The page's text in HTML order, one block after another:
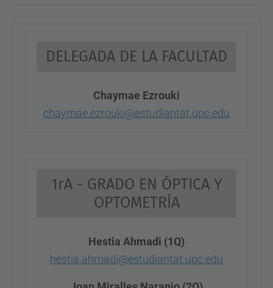
DELEGADA DE LA FACULTAD
Chaymae Ezrouki
chaymae.ezrouki@estudiantat.upc.edu
1rA - GRADO EN ÓPTICA Y
OPTOMETRÍA
Hestia Ahmadi (1Q)
hestia.ahmadi@estudiantat.upc.edu